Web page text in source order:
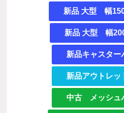
新品 大型
新品 大型
新品キャスター
新品アウトレッ
中古 メッシュ